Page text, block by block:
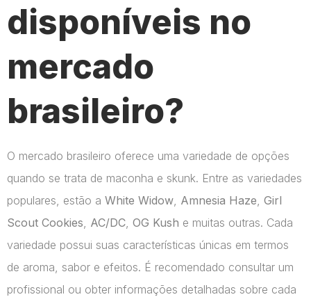
disponíveis no
mercado
brasileiro?
O mercado brasileiro oferece uma variedade de opções
quando se trata de maconha e skunk. Entre as variedades
populares, estão a White Widow Amnesia Haze Girl
Scout Cookies AC/DC OG Kush e muitas outras. Cada
variedade possui suas características únicas em termos
de aroma, sabor e efeitos. É recomendado consultar um
profissional ou obter informações detalhadas sobre cada